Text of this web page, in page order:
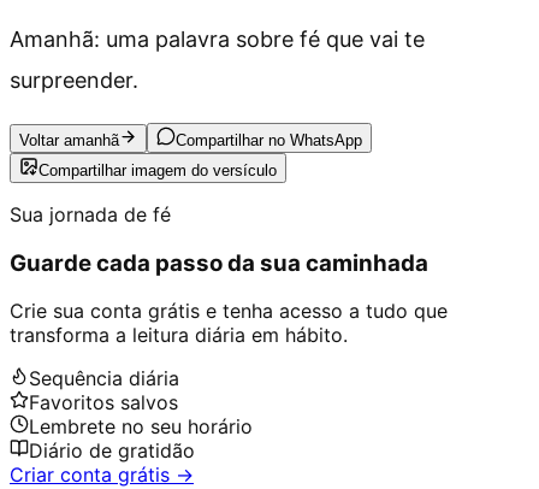
Amanhã: uma palavra sobre fé que vai te
surpreender.
Voltar amanhã
Compartilhar no WhatsApp
Compartilhar imagem do versículo
Sua jornada de fé
Guarde cada passo da sua caminhada
Crie sua conta grátis e tenha acesso a tudo que
transforma a leitura diária em hábito.
Sequência diária
Favoritos salvos
Lembrete no seu horário
Diário de gratidão
Criar conta grátis →